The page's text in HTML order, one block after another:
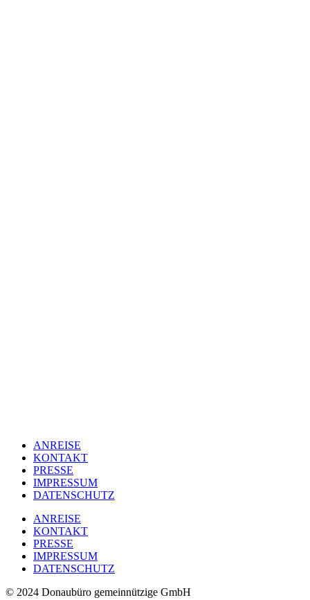
ANREISE
KONTAKT
PRESSE
IMPRESSUM
DATENSCHUTZ
ANREISE
KONTAKT
PRESSE
IMPRESSUM
DATENSCHUTZ
© 2024 Donaubüro gemeinnützige GmbH